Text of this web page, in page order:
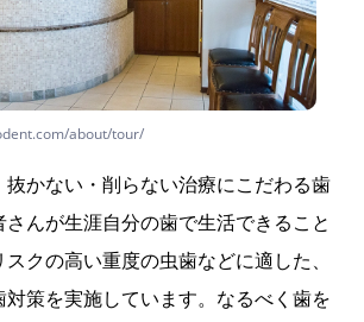
about/tour/
かない・削らない治療にこだわる歯
んが生涯自分の歯で生活できること
クの高い重度の虫歯などに適した、
対策を実施しています。なるべく歯を